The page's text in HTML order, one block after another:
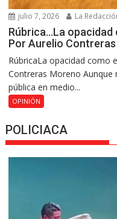
julio 7, 2026 La
Rúbrica…La
Por Aurelio
RúbricaLa opacidad como
Contreras Moreno
pública en medio...
OPINIÓN
POLICIACA